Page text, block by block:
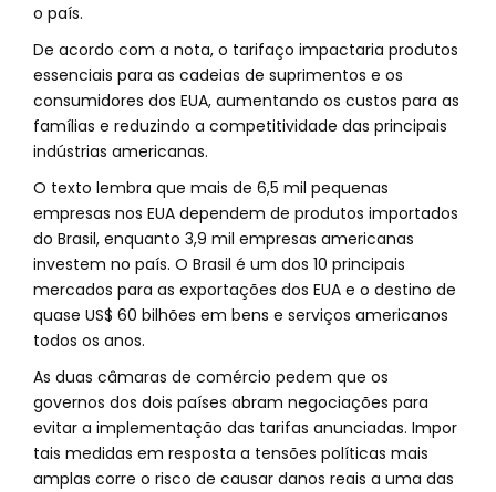
o país.
De acordo com a nota, o tarifaço impactaria produtos
essenciais para as cadeias de suprimentos e os
consumidores dos EUA, aumentando os custos para as
famílias e reduzindo a competitividade das principais
indústrias americanas.
O texto lembra que mais de 6,5 mil pequenas
empresas nos EUA dependem de produtos importados
do Brasil, enquanto 3,9 mil empresas americanas
investem no país. O Brasil é um dos 10 principais
mercados para as exportações dos EUA e o destino de
quase US$ 60 bilhões em bens e serviços americanos
todos os anos.
As duas câmaras de comércio pedem que os
governos dos dois países abram negociações para
evitar a implementação das tarifas anunciadas. Impor
tais medidas em resposta a tensões políticas mais
amplas corre o risco de causar danos reais a uma das